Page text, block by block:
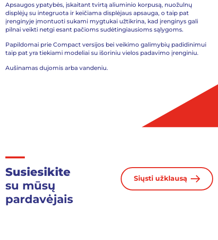
Apsaugos ypatybės, įskaitant tvirtą aliuminio korpusą, nuožulnų
displėjų su integruota ir keičiama displėjaus apsauga, o taip pat
įrenginyje įmontuoti sukami mygtukai užtikrina, kad įrenginys gali
pilnai veikti netgi esant pačioms sudėtingiausioms sąlygoms.
Papildomai prie Compact versijos bei veikimo galimybių padidinimui
taip pat yra tiekiami modeliai su išoriniu vielos padavimo įrenginiu.
Aušinamas dujomis arba vandeniu.
Susiesikite
su mūsų
pardavėjais
Siųsti užklausą